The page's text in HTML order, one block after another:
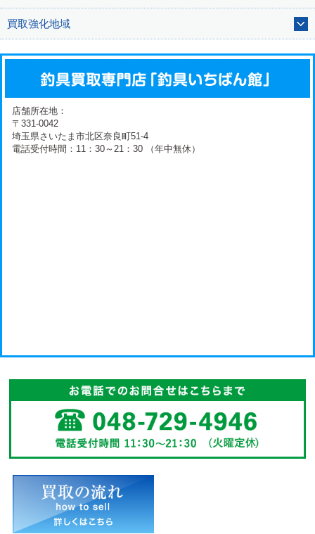
買取強化地域
店舗所在地：
〒331-0042
埼玉県さいたま市北区奈良町51-4
電話受付時間：11：30～21：30 （年中無休）